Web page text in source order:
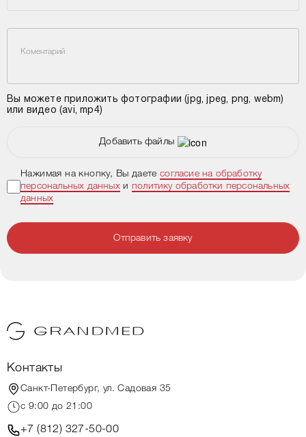
Коментарий
Вы можете приложить фотографии (jpg, jpeg, png, webm)
или видео (avi, mp4)
Добавить файлы
Нажимая на кнопку, Вы даетесогласие на обработку
персональных данныхиполитику обработки персональных
данных
Отправить заявку
Контакты
Санкт-Петербург, ул. Садовая 35
c 9:00 до 21:00
+7 (812) 327-50-00